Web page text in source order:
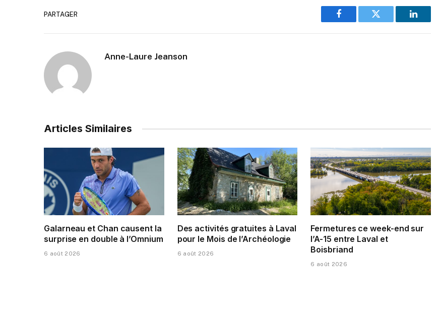
PARTAGER
Facebook Twitter LinkedIn
Anne-Laure Jeanson
Articles Similaires
Galarneau et Chan causent la
surprise en double à l’Omnium
6 août 2026
Des activités gratuites à Laval
pour le Mois de l’Archéologie
6 août 2026
Fermetures ce week-end sur
l’A-15 entre Laval et
Boisbriand
6 août 2026